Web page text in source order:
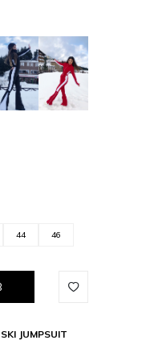
44 46
SKI JUMPSUIT